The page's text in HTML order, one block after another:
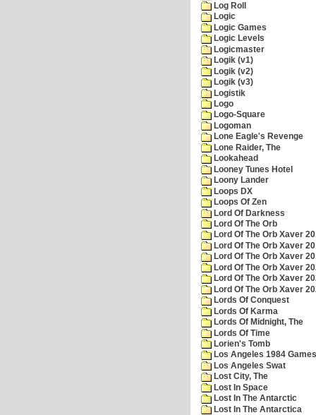
Log Roll
Logic
Logic Games
Logic Levels
Logicmaster
Logik (v1)
Logik (v2)
Logik (v3)
Logistik
Logo
Logo-Square
Logoman
Lone Eagle's Revenge
Lone Raider, The
Lookahead
Looney Tunes Hotel
Loony Lander
Loops DX
Loops Of Zen
Lord Of Darkness
Lord Of The Orb
Lord Of The Orb Xaver
Lord Of The Orb Xaver
Lord Of The Orb Xaver
Lord Of The Orb Xaver
Lord Of The Orb Xaver
Lord Of The Orb Xaver
Lords Of Conquest
Lords Of Karma
Lords Of Midnight, The
Lords Of Time
Lorien's Tomb
Los Angeles 1984 Games
Los Angeles Swat
Lost City, The
Lost In Space
Lost In The Antarctic
Lost In The Antarctica